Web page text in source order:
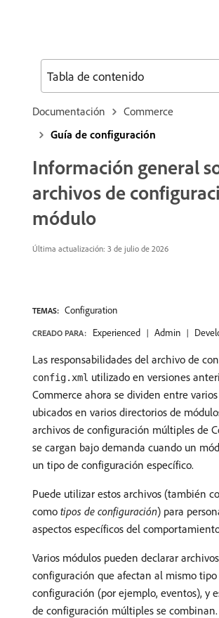
Documentación
Commerce
Guía de configuración
Información general
archivos de
módulo
Última actualización: 3 de julio de 2026
TEMAS: Configuration
CREADO PARA: Experienced Admin
Las responsabilidades del archivo de
config.xml utilizado en versiones
Commerce ahora se dividen entre
ubicados en varios directorios de
archivos de configuración múltiples de
se cargan bajo demanda cuando un
un tipo de configuración específico.
Puede utilizar estos archivos (también
como tipos de configuración) para
aspectos específicos del
Varios módulos pueden declarar
configuración que afectan al mismo tipo
configuración (por ejemplo, eventos), y
de configuración múltiples se combinan.
Tabla de contenido